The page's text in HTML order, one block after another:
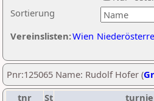
Sortierung
Vereinslisten:Wien
Pnr:125065 Name: Rudolf Hofer (
tnr
St